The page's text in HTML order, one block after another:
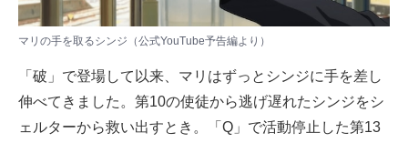
マリの手を取るシンジ（公式YouTube予告編より）
「破」で登場して以来、マリはずっとシンジに手を差し
伸べてきました。第10の使徒から逃げ遅れたシンジをシ
ェルターから救い出すとき。「Q」で活動停止した第13